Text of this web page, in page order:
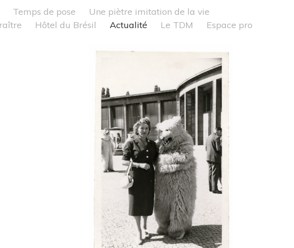
Temps de pose
Une piètre imitation de la vie
Hôtel du Brésil Actualité Le TDM
Espace pro